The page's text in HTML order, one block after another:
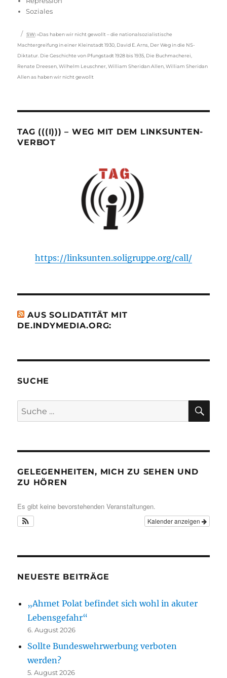
Soziales
Schlagwörter
SW: »Das haben wir nicht gewollt – die nationalsozialistische
Machtergreifung in einer Kleinstadt 1930 David E. Arns Der Weg in die NS-
Diktatur. Die Geschichte von Pfungstadt 1928 bis 1935 Die Buchmacherei
Renate Dreesen ,Wilhelm Leuschner ,William Sheridan Allen ,William Sheridan
Allen as haben wir nicht gewollt
TAG (((I))) – WEG MIT DEM LINKSUNTEN-
VERBOT
https://linksunten.soligruppe.org/call/
AUS SOLIDATITÄT MIT
DE.INDYMEDIA.ORG:
SUCHE
Suche
nach:
GELEGENHEITEN, MICH ZU SEHEN UND
ZU HÖREN
Es gibt keine bevorstehenden Veranstaltungen.
Kalender anzeigen
NEUESTE BEITRÄGE
„Ahmet Polat befindet sich wohl in akuter
Lebensgefahr“
6. August 2026
Sollte Bundeswehrwerbung verboten
werden?
5. August 2026